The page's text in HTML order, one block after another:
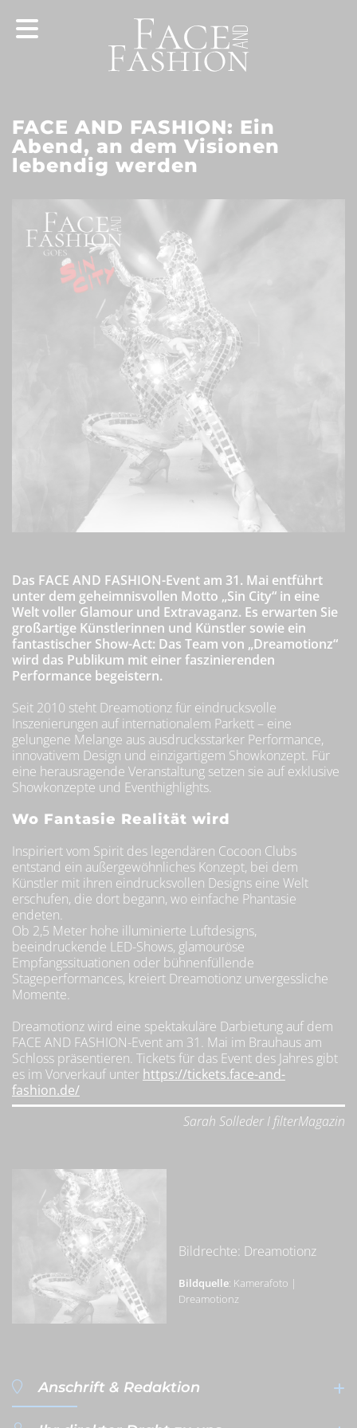
FACE AND FASHION: Ein
Abend, an dem Visionen
lebendig werden
Das FACE AND FASHION-Event am 31. Mai entführt
unter dem geheimnisvollen Motto „Sin City“ in eine
Welt voller Glamour und Extravaganz. Es erwarten Sie
großartige Künstlerinnen und Künstler sowie ein
fantastischer Show-Act: Das Team von „Dreamotionz“
wird das Publikum mit einer faszinierenden
Performance begeistern.
Seit 2010 steht Dreamotionz für eindrucksvolle
Inszenierungen auf internationalem Parkett – eine
gelungene Melange aus ausdrucksstarker Performance,
innovativem Design und einzigartigem Showkonzept. Für
eine herausragende Veranstaltung setzen sie auf exklusive
Showkonzepte und Eventhighlights.
Wo Fantasie Realität wird
Inspiriert vom Spirit des legendären Cocoon Clubs
entstand ein außergewöhnliches Konzept, bei dem
Künstler mit ihren eindrucksvollen Designs eine Welt
erschufen, die dort begann, wo einfache Phantasie
endeten.
Ob 2,5 Meter hohe illuminierte Luftdesigns,
beeindruckende LED-Shows, glamouröse
Empfangssituationen oder bühnenfüllende
Stageperformances, kreiert Dreamotionz unvergessliche
Momente.
Dreamotionz wird eine spektakuläre Darbietung auf dem
FACE AND FASHION-Event am 31. Mai im Brauhaus am
Schloss präsentieren. Tickets für das Event des Jahres gibt
es im Vorverkauf unter https://tickets.face-and-
fashion.de/
Sarah Solleder I filterMagazin
Bildrechte: Dreamotionz
Bildquelle: Kamerafoto |
Dreamotionz
Anschrift & Redaktion